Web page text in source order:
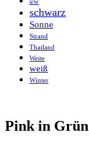
s/w
schwarz
Sonne
Strand
Thailand
Weite
weiß
Winter
Pink in Grün